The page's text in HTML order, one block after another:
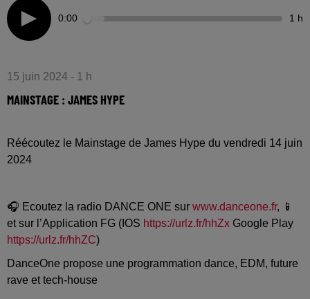
0:00 1 h
15 juin 2024 - 1 h
MAINSTAGE : JAMES HYPE
Réécoutez le Mainstage de James Hype du vendredi 14 juin
2024
🎧 Ecoutez la radio DANCE ONE sur www.danceone.fr, 📱
et sur l’Application FG (IOS https://urlz.fr/hhZx Google Play
https://urlz.fr/hhZC)
DanceOne propose une programmation dance, EDM, future
rave et tech-house